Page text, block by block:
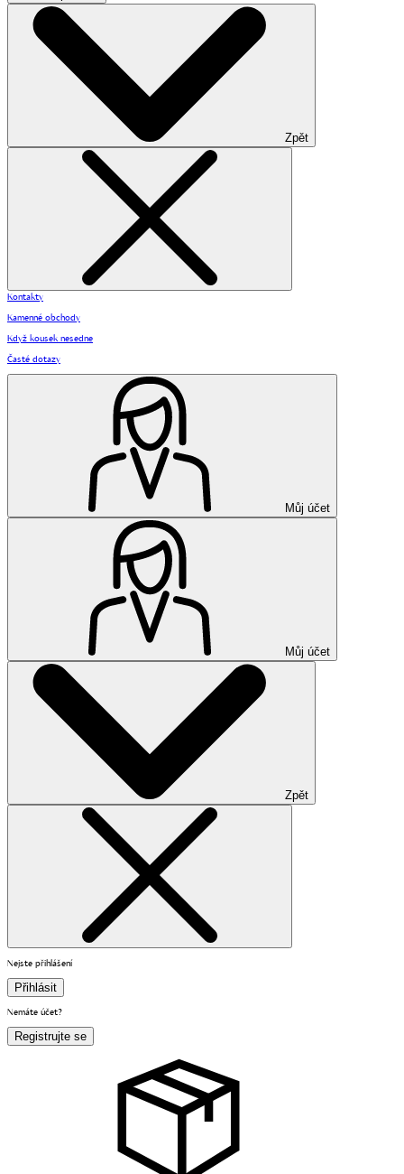
Zpět
Kontakty
Kamenné obchody
Když kousek nesedne
Časté dotazy
Můj účet
Můj účet
Zpět
Nejste přihlášení
Přihlásit
Nemáte účet?
Registrujte se